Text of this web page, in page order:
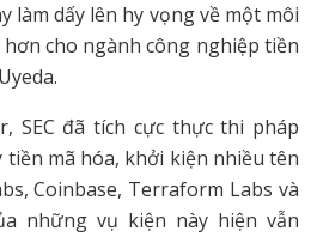
làm dấy lên hy vọng về một môi
cho ngành công nghiệp tiền
SEC đã tích cực thực thi pháp
tiền mã hóa, khởi kiện nhiều tên
Coinbase, Terraform Labs và
những vụ kiện này hiện vẫn